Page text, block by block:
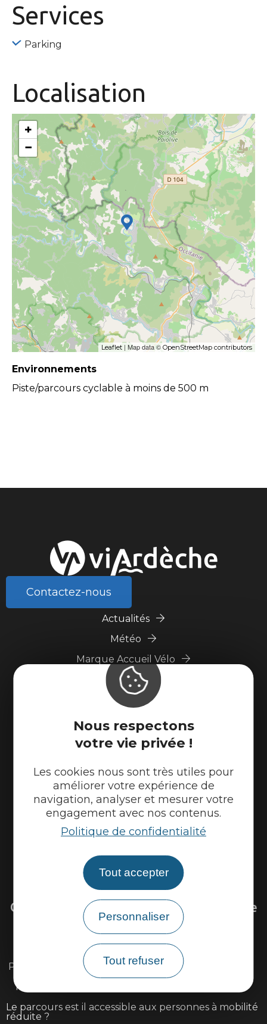
Nous respectons
votre vie privée !
Les cookies nous sont très utiles pour
améliorer votre expérience de
navigation, analyser et mesurer votre
engagement avec nos contenus.
Politique de confidentialité
Tout accepter
Personnaliser
Tout refuser
Services
Parking
Localisation
+
−
Leaflet | Map data © OpenStreetMap contributors
Environnements
Piste/parcours cyclable à moins de 500 m
Contactez-nous
Actualités
Météo
Marque Accueil Vélo
Espace presse
Espace pro
Venir sur la Via Ardèche
Questions fréquentes sur la Via Ardèche
Existe il une carte détaillée du parcours ?
Peut-on louer ou réparer son vélo sur l'itinéraire ?
Peut-on faire la Via Ardèche avec des enfants ?
Le parcours est il accessible aux personnes à mobilité
réduite ?